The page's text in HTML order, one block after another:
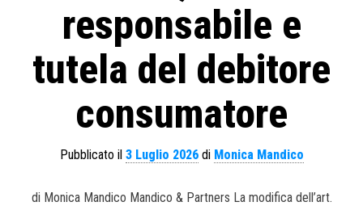
responsabile e
tutela del debitore
consumatore
Pubblicato il 3 Luglio 2026di Monica Mandico
di Monica Mandico Mandico & Partners La modifica dell’art.